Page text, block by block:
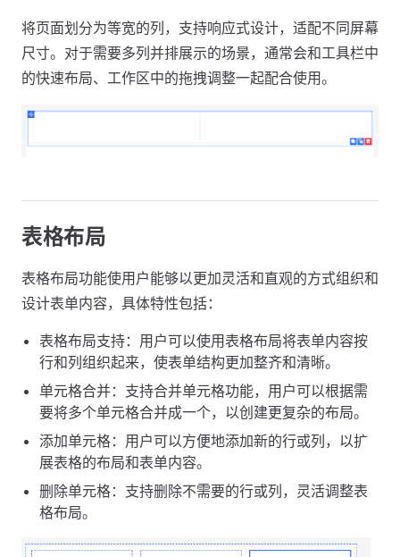
将页面划分为等宽的列，支持响应式设计，适配不同屏幕
尺寸。对于需要多列并排展示的场景，通常会和工具栏中
的快速布局、工作区中的拖拽调整一起配合使用。
表格布局
表格布局功能使用户能够以更加灵活和直观的方式组织和
设计表单内容，具体特性包括：
表格布局支持：用户可以使用表格布局将表单内容按
行和列组织起来，使表单结构更加整齐和清晰。
单元格合并：支持合并单元格功能，用户可以根据需
要将多个单元格合并成一个，以创建更复杂的布局。
添加单元格：用户可以方便地添加新的行或列，以扩
展表格的布局和表单内容。
删除单元格：支持删除不需要的行或列，灵活调整表
格布局。